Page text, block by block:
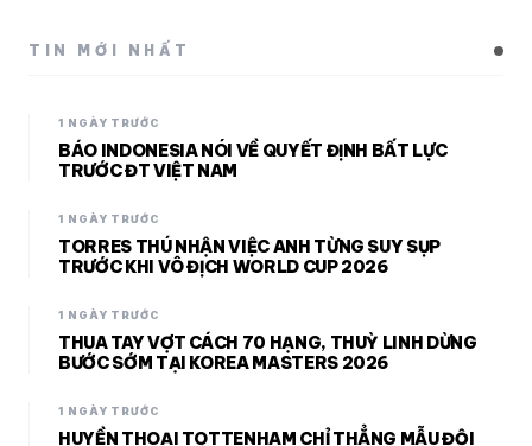
TIN MỚI NHẤT
1 NGÀY TRƯỚC
BÁO INDONESIA NÓI VỀ QUYẾT ĐỊNH BẤT LỰC
TRƯỚC ĐT VIỆT NAM
1 NGÀY TRƯỚC
TORRES THÚ NHẬN VIỆC ANH TỪNG SUY SỤP
TRƯỚC KHI VÔ ĐỊCH WORLD CUP 2026
1 NGÀY TRƯỚC
THUA TAY VỢT CÁCH 70 HẠNG, THUỲ LINH DỪNG
BƯỚC SỚM TẠI KOREA MASTERS 2026
1 NGÀY TRƯỚC
HUYỀN THOẠI TOTTENHAM CHỈ THẲNG MẪU ĐỘI